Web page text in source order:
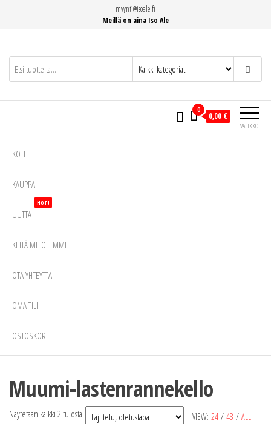
| myynti@isoale.fi |
Meillä on aina Iso Ale
VALIKKO
0
0,00 €
KOTI
KAUPPA
UUTTA
HOT!
KEITÄ ME OLEMME
OTA YHTEYTTÄ
OMA TILI
OSTOSKORI
Muumi-lastenrannekello
VIEW: 24 / 48 / ALL
Näytetään kaikki 2 tulosta